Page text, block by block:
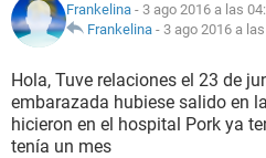
NUTRICIÓN
BIENESTAR
SEXUALIDAD
Frankelina - 3 ago 2016 a las
Frankelina - 3 ago 2016 a
Hola, Tuve relaciones el 23 de
embarazada hubiese salido en
hicieron en el hospital Pork ya
tenía un mes